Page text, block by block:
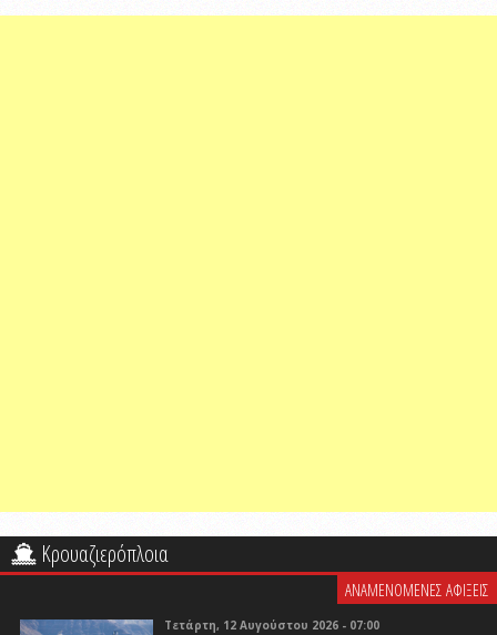
Κρουαζιερόπλοια
ΑΝΑΜΕΝΟΜΕΝΕΣ ΑΦΙΞΕΙΣ
Τετάρτη, 12 Αυγούστου 2026 - 07:00